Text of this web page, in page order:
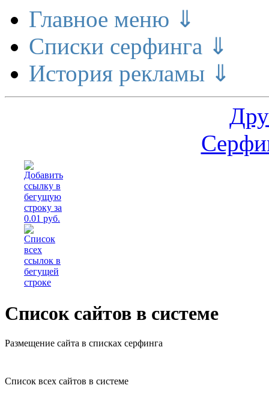
Главное меню ⇓
Списки серфинга ⇓
История рекламы ⇓
Список сайтов в системе
Размещение сайта в списках серфинга
Список всех сайтов в системе